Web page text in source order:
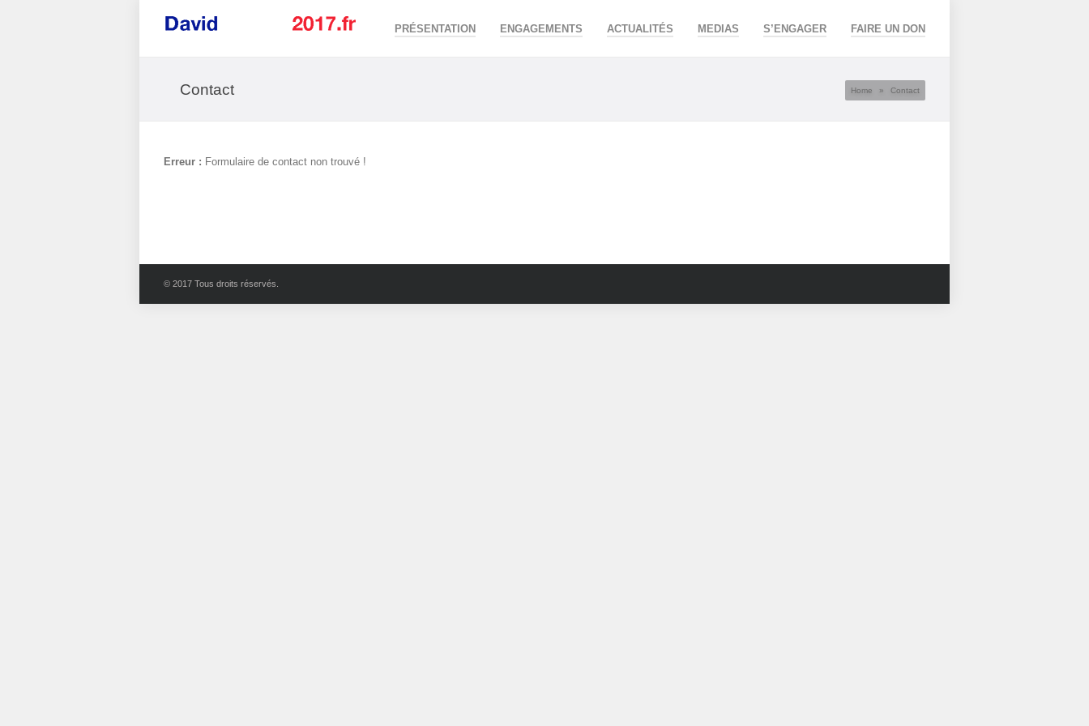
PRÉSENTATION ENGAGEMENTS ACTUALITÉS MEDIAS S’ENGAGER FAIRE UN DON
Contact Home » Contact
Erreur : Formulaire de contact non trouvé !
© 2017 Tous droits réservés.